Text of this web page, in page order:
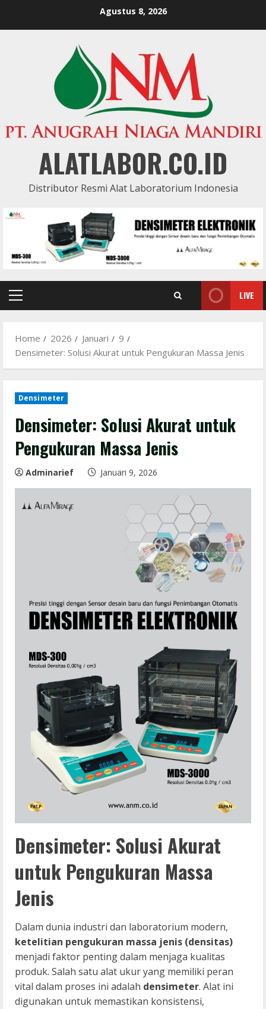
Agustus 8, 2026
ALATLABOR.CO.ID
Distributor Resmi Alat Laboratorium Indonesia
Primary
LIVE
Home 2026 Januari
9
Densimeter: Solusi Akurat untuk Pengukuran Massa Jenis
Densimeter
Densimeter: Solusi Akurat untuk
Pengukuran Massa Jenis
Adminarief Januari 9, 2026
Densimeter: Solusi Akurat
untuk Pengukuran Massa
Jenis
Dalam dunia industri dan laboratorium modern,
ketelitian pengukuran massa jenis (densitas)
menjadi faktor penting dalam menjaga kualitas
produk. Salah satu alat ukur yang memiliki peran
vital dalam proses ini adalah densimeter. Alat ini
digunakan untuk memastikan konsistensi,